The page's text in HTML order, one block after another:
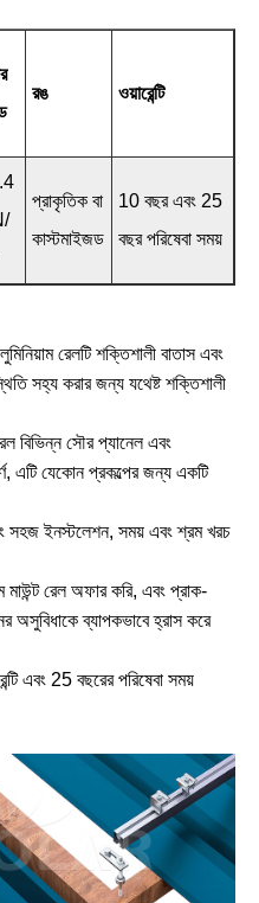
রঙ ওয়ারেন্টি
প্রাকৃতিক বা
কাস্টমাইজড
10 বছর এবং 25
বছর পরিষেবা সময়
রেলটি শক্তিশালী বাতাস এবং
সহ্য করার জন্য যথেষ্ট শক্তিশালী
বিভিন্ন সৌর প্যানেল এবং
এটি যেকোন প্রকল্পের জন্য একটি
সহজ ইনস্টলেশন, সময় এবং শ্রম খরচ
রেল অফার করি, এবং প্রাক-
অসুবিধাকে ব্যাপকভাবে হ্রাস করে
এবং 25 বছরের পরিষেবা সময়